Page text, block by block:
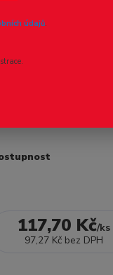
TT – Sypané
obsahuje 2
117,70 Kč/ks
97,27 Kč bez DPH
údajů.